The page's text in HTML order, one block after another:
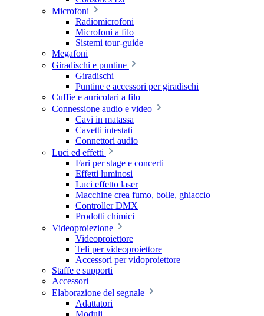
Microfoni
Radiomicrofoni
Microfoni a filo
Sistemi tour-guide
Megafoni
Giradischi e puntine
Giradischi
Puntine e accessori per giradischi
Cuffie e auricolari a filo
Connessione audio e video
Cavi in matassa
Cavetti intestati
Connettori audio
Luci ed effetti
Fari per stage e concerti
Effetti luminosi
Luci effetto laser
Macchine crea fumo, bolle, ghiaccio
Controller DMX
Prodotti chimici
Videoproiezione
Videoproiettore
Teli per videoproiettore
Accessori per vidoproiettore
Staffe e supporti
Accessori
Elaborazione del segnale
Adattatori
Moduli